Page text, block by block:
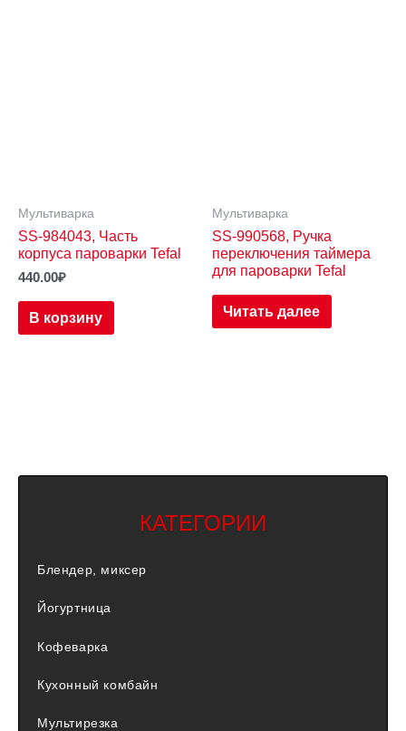
Мультиварка
SS-984043, Часть
корпуса пароварки Tefal
440.00₽
В корзину
Мультиварка
SS-990568, Ручка
переключения таймера
для пароварки Tefal
Читать далее
КАТЕГОРИИ
Блендер, миксер
Йогуртница
Кофеварка
Кухонный комбайн
Мультирезка